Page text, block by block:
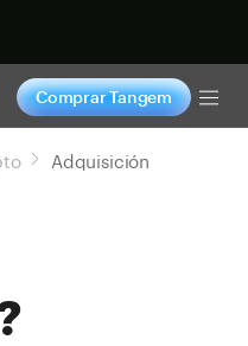
Comprar Tangem
Adquisición